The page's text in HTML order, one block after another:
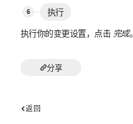
执行
执行你的变更设置，点击 完成。
分享
返回